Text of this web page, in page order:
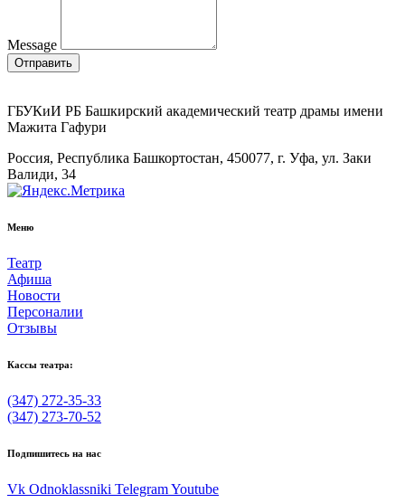
Message
Отправить
ГБУКиИ РБ Башкирский академический театр драмы имени
Мажита Гафури
Россия, Республика Башкортостан, 450077, г. Уфа, ул. Заки
Валиди, 34
Меню
Театр
Афиша
Новости
Персоналии
Отзывы
Кассы театра:
(347) 272-35-33
(347) 273-70-52
Подпишитесь на нас
Vk Odnoklassniki TelegramYoutube